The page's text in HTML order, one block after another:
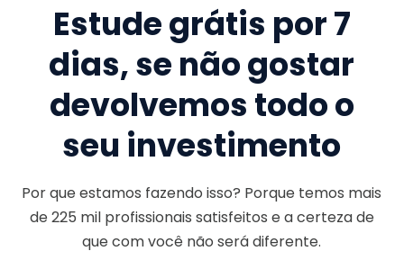
Estude grátis por 7
dias, se não gostar
devolvemos todo o
seu investimento
Por que estamos fazendo isso? Porque temos mais
de225 milprofissionais satisfeitos e a certeza de
que com você não será diferente.